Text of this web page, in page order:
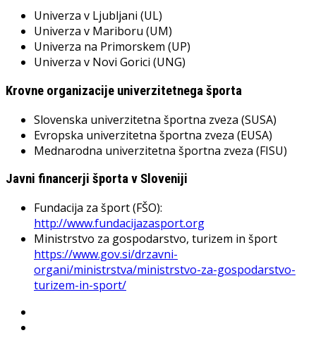
Univerza v Ljubljani (UL)
Univerza v Mariboru (UM)
Univerza na Primorskem (UP)
Univerza v Novi Gorici (UNG)
Krovne organizacije univerzitetnega športa
Slovenska univerzitetna športna zveza (SUSA)
Evropska univerzitetna športna zveza (EUSA)
Mednarodna univerzitetna športna zveza (FISU)
Javni financerji športa v Sloveniji
Fundacija za šport (FŠO):
http://www.fundacijazasport.org
Ministrstvo za gospodarstvo, turizem in šport
https://www.gov.si/drzavni-
organi/ministrstva/ministrstvo-za-gospodarstvo-
turizem-in-sport/